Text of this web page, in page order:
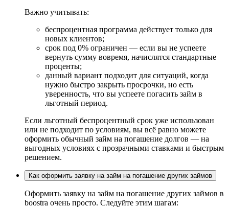
Важно учитывать:
беспроцентная программа действует только для
новых клиентов;
срок под 0% ограничен — если вы не успеете
вернуть сумму вовремя, начислятся стандартные
проценты;
данный вариант подходит для ситуаций, когда
нужно быстро закрыть просрочки, но есть
уверенность, что вы успеете погасить займ в
льготный период.
Если льготный беспроцентный срок уже использован
или не подходит по условиям, вы всё равно можете
оформить обычный займ на погашение долгов — на
выгодных условиях с прозрачными ставками и быстрым
решением.
Как оформить заявку на займ на погашение других займов
Оформить заявку на займ на погашение других займов в
boostra очень просто. Следуйте этим шагам: